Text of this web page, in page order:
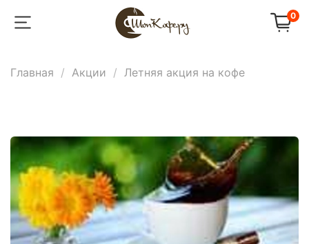
0
Главная Акции Летняя акция на кофе